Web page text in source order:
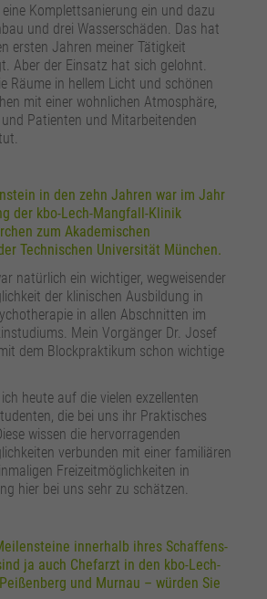
Komplettsanierung ein und dazu
und drei Wasserschäden. Das hat
ersten Jahren meiner Tätigkeit
Aber der Einsatz hat sich gelohnt.
Räume in hellem Licht und schönen
mit einer wohnlichen Atmosphäre,
Patienten und Mitarbeitenden
in den zehn Jahren war im Jahr
der kbo-Lech-Mangfall-Klinik
zum Akademischen
Technischen Universität München.
natürlich ein wichtiger, wegweisender
der klinischen Ausbildung in
in allen Abschnitten im
Mein Vorgänger Dr. Josef
dem Blockpraktikum schon wichtige
heute auf die vielen exzellenten
die bei uns ihr Praktisches
wissen die hervorragenden
verbunden mit einer familiären
Freizeitmöglichkeiten in
hier bei uns sehr zu schätzen.
innerhalb ihres Schaffens-
ja auch Chefarzt in den kbo-Lech-
und Murnau – würden Sie